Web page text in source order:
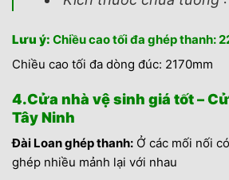
Lưu ý: Chiều cao tối đa ghép thanh:
Chiều cao tối đa dòng đúc: 2170mm
4.Cửa nhà vệ sinh giá tốt –
Tây Ninh
Đài Loan ghép thanh: Ở các mối nối
ghép nhiều mảnh lại với nhau